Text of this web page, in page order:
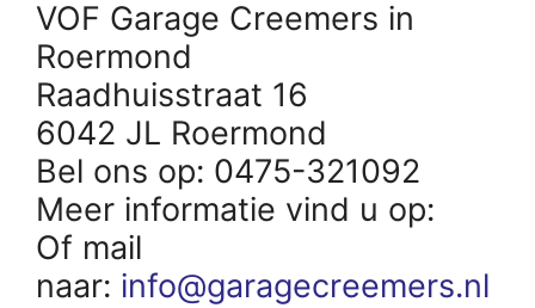
VOF Garage Creemers in
Roermond
Raadhuisstraat 16
6042 JL Roermond
Bel ons op: 0475-321092
Meer informatie vind u op:
Of mail
naar: info@garagecreemers.nl